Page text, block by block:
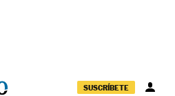
SUSCRÍBETE